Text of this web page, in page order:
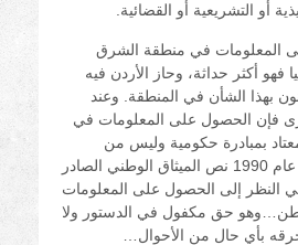
أو التشريعية أو القضائية.
المعلومات في منطقة الشرق
فهو أكثر حداثة، وحاز الأردن فيه
بهذا الشأن في المنطقة. وعند
فإن الحصول على المعلومات في
بمبادرة حكومية وليس من
المجتمع المدني. ففي عام 1990 نص الميثاق الوطني الصادر
النظر إلى الحصول على المعلومات
حق مكفول في الدستور ولا
بأي حال من الأحوال…